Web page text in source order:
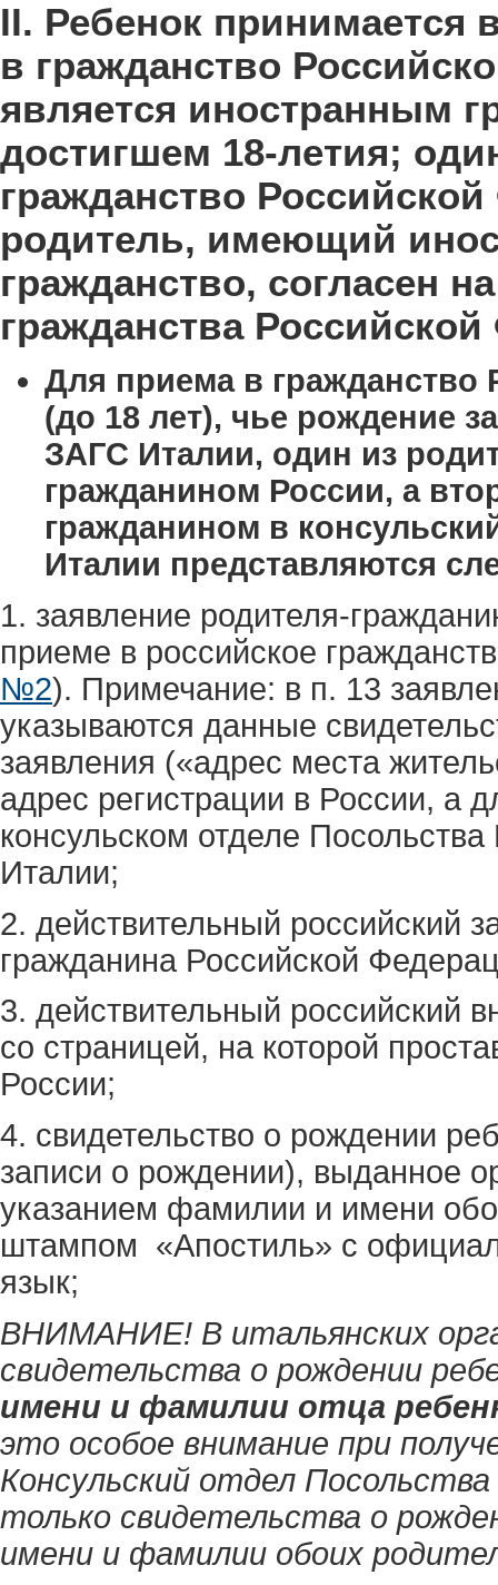
II. Ребенок принимается
в гражданство
является иностранным
достигшем 18-летия;
гражданство
родитель, имеющий
гражданство, согласен
гражданства
Для приема в гражданство
(до 18 лет), чье рождение
ЗАГС Италии, один из
гражданином России, а
гражданином в
Италии представляются
1. заявление родителя-
приеме в российское
№2). Примечание: в п. 13
указываются данные
заявления («адрес места
адрес регистрации в России, а
консульском отделе
Италии;
2. действительный российский
гражданина Российской
3. действительный российский
со страницей, на которой
России;
4. свидетельство о рождении
записи о рождении), выданное
указанием фамилии и имени
штампом «Апостиль» с
язык;
ВНИМАНИЕ! В итальянских
свидетельства о рождении
имени и фамилии отца
это особое внимание при
Консульский отдел
только свидетельства о
имени и фамилии обоих